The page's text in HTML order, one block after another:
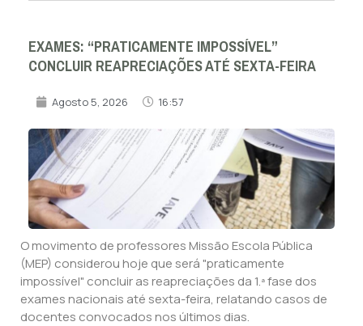
EXAMES: “PRATICAMENTE IMPOSSÍVEL”
CONCLUIR REAPRECIAÇÕES ATÉ SEXTA-FEIRA
Agosto 5, 2026 16:57
O movimento de professores Missão Escola Pública
(MEP) considerou hoje que será "praticamente
impossível" concluir as reapreciações da 1.ª fase dos
exames nacionais até sexta-feira, relatando casos de
docentes convocados nos últimos dias.